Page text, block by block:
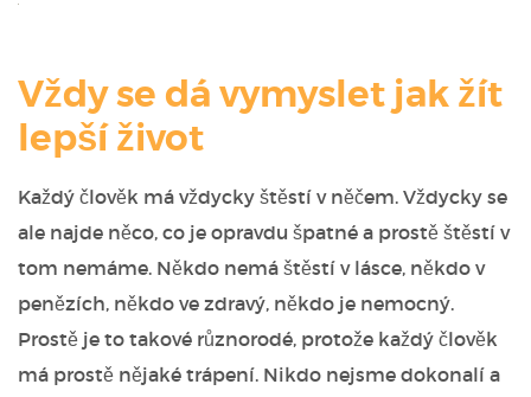
Vždy se dá vymyslet jak žít
lepší život
Každý člověk má vždycky štěstí v něčem. Vždycky se
ale najde něco, co je opravdu špatné a prostě štěstí v
tom nemáme. Někdo nemá štěstí v lásce, někdo v
penězích, někdo ve zdravý, někdo je nemocný.
Prostě je to takové různorodé, protože každý člověk
má prostě nějaké trápení. Nikdo nejsme dokonalí a